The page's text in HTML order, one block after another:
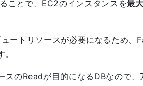
ことで、EC2のインスタンスを最
ートリソースが必要になるため、
のReadが目的になるDBなので